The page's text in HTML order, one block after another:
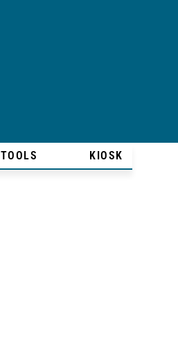
TOOLS KIOSK